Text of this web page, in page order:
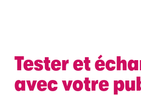
Tester et
avec votre